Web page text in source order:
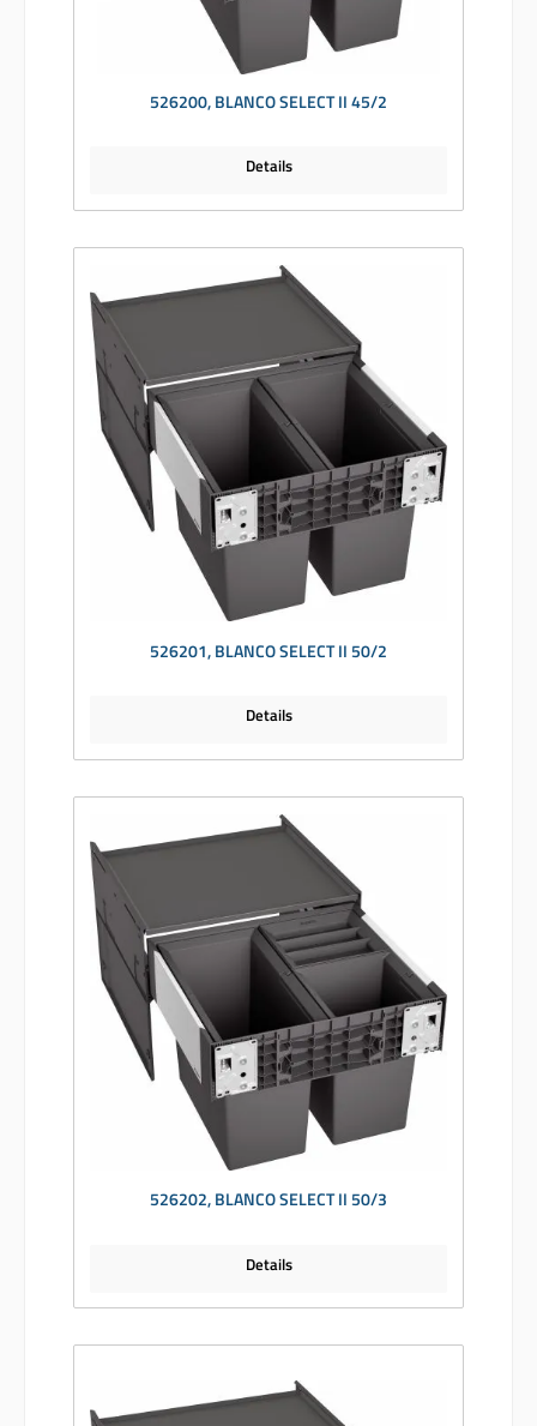
526200, BLANCO SELECT II 45/2
Details
526201, BLANCO SELECT II 50/2
Details
526202, BLANCO SELECT II 50/3
Details